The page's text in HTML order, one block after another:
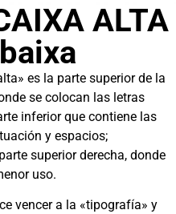
ALTA
es la parte superior de la
se colocan las letras
inferior que contiene las
y espacios;
superior derecha, donde
uso.
vencer a la «tipografía» y